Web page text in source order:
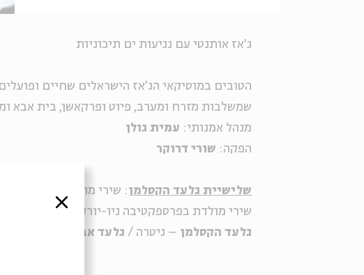
ג'אז אותנטי עם נגיעות ים תיכוניות
הטובים במוסיקאי הג'אז הישראלים שחיים
שמשלבות מזרח ומערב, פיוט ופרקאשן, בית אבא
מנהל אמנותי: עמית גולן
הפקה: שורי דרוקר
שלישיית גלעד הקסלמן: שירי מולדת בלונג איילנד
שירי מולדת בפרספקטיבה ניו-יורקית ושירים
גלעד הקסלמן – גיטרה / גלעד אברו
סגור